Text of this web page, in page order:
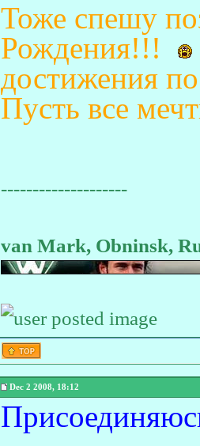
Тоже спешу
Рождения!!!
достижения
Пусть все
--------------------
van Mark, Obninsk,
Dec 2 2008, 18:12